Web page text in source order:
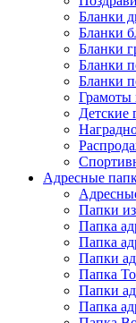
Бланки
Бланки
Бланки
Бланки
Бланки
Грамоты
Детские
Адресные
Папки
Папка
Папка
Папки
Папка
Папки
Папка